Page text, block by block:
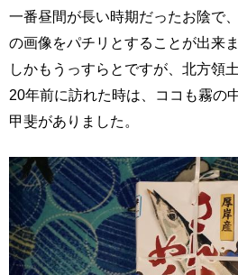
一番昼間が長い時期だったお陰で
の画像をパチリとすることが出来ま
しかもうっすらとですが、北方領
20年前に訪れた時は、ココも霧の
甲斐がありました。